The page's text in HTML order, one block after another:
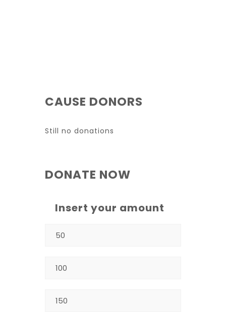
CAUSE DONORS
Still no donations
DONATE NOW
Insert your amount